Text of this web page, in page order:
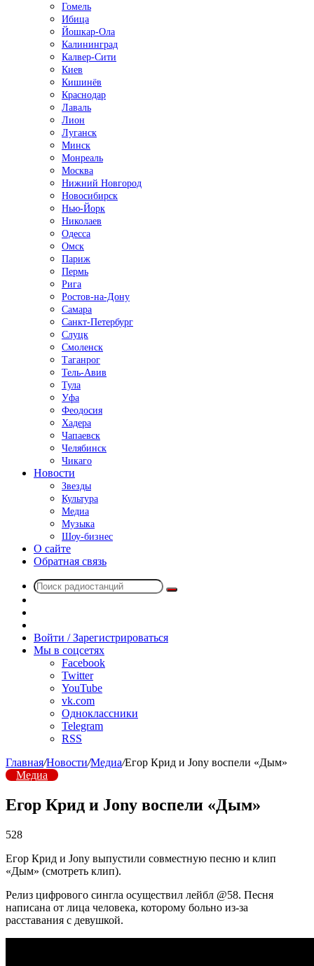
Гомель
Ибица
Йошкар-Ола
Калининград
Калвер-Сити
Киев
Кишинёв
Краснодар
Лаваль
Лион
Луганск
Минск
Монреаль
Москва
Нижний Новгород
Новосибирск
Нью-Йорк
Николаев
Одесса
Омск
Париж
Пермь
Рига
Ростов-на-Дону
Самара
Санкт-Петербург
Слуцк
Смоленск
Таганрог
Тель-Авив
Тула
Уфа
Феодосия
Хадера
Чапаевск
Челябинск
Чикаго
Новости
Звезды
Культура
Медиа
Музыка
Шоу-бизнес
О сайте
Обратная связь
Поиск
радио
Войти / Зарегистрироваться
Мы в соцсетях
Facebook
Twitter
YouTube
vk.com
Одноклассники
Telegram
RSS
Главная/Новости/Медиа/Егор Крид и Jony воспели «Дым»
Медиа
Егор Крид и Jony воспели «Дым»
528
Егор Крид и Jony выпустили совместную песню и клип
«Дым» (смотреть клип).
Релиз цифрового сингла осуществил лейбл @58. Песня
написана от лица человека, которому больно из-за
расставания с девушкой.